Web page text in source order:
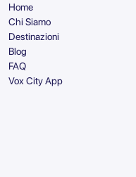
Home
Chi Siamo
Destinazioni
Blog
FAQ
Vox City App